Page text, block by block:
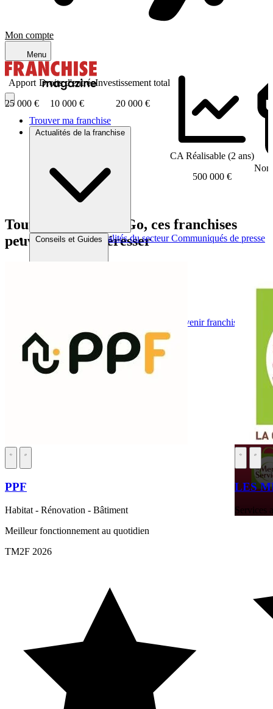
Mon compte
Menu
Trouver ma franchise
Actualités de la franchise
Brèves et actus Actualités du secteur Communiqués de presse
Conseils et Guides
Devenir franchiseur
Apport
25 000 €
Droits d'entrée
10 000 €
Investissement total
20 000 €
CA Réalisable (2 ans)
500 000 €
Tout comme PermiGo, ces franchises
peuvent vous intéresser
PPF
Habitat - Rénovation - Bâtiment
Meilleur fonctionnement au quotidien
TM2F 2026
LES
Services